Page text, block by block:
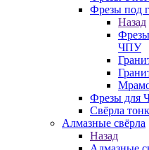
Фрезы под
Назад
ЧПУ
Фрезы для
Свёрла
Алмазные свёрла
Назад